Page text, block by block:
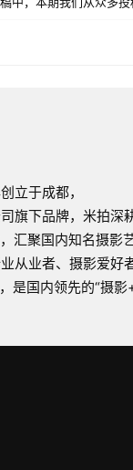
立于成都，
旗下品牌，米拍深
汇聚国内知名摄影艺
从业者、摄影爱好
是国内领先的“摄影